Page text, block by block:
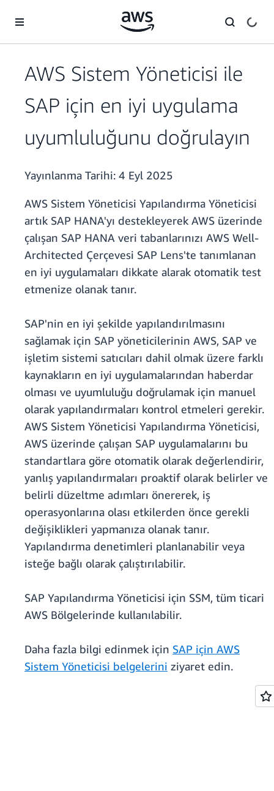
AWS Sistem Yöneticisi ile
SAP için en iyi uygulama
uyumluluğunu doğrulayın
Yayınlanma Tarihi: 4 Eyl 2025
AWS Sistem Yöneticisi Yapılandırma Yöneticisi
artık SAP HANA'yı destekleyerek AWS üzerinde
çalışan SAP HANA veri tabanlarınızı AWS Well-
Architected Çerçevesi SAP Lens'te tanımlanan
en iyi uygulamaları dikkate alarak otomatik test
etmenize olanak tanır.
SAP'nin en iyi şekilde yapılandırılmasını
sağlamak için SAP yöneticilerinin AWS, SAP ve
işletim sistemi satıcıları dahil olmak üzere farklı
kaynakların en iyi uygulamalarından haberdar
olması ve uyumluluğu doğrulamak için manuel
olarak yapılandırmaları kontrol etmeleri gerekir.
AWS Sistem Yöneticisi Yapılandırma Yöneticisi,
AWS üzerinde çalışan SAP uygulamalarını bu
standartlara göre otomatik olarak değerlendirir,
yanlış yapılandırmaları proaktif olarak belirler ve
belirli düzeltme adımları önererek, iş
operasyonlarına olası etkilerden önce gerekli
değişiklikleri yapmanıza olanak tanır.
Yapılandırma denetimleri planlanabilir veya
isteğe bağlı olarak çalıştırılabilir.
SAP Yapılandırma Yöneticisi için SSM, tüm ticari
AWS Bölgelerinde kullanılabilir.
Daha fazla bilgi edinmek için SAP için AWS
Sistem Yöneticisi belgelerini ziyaret edin.